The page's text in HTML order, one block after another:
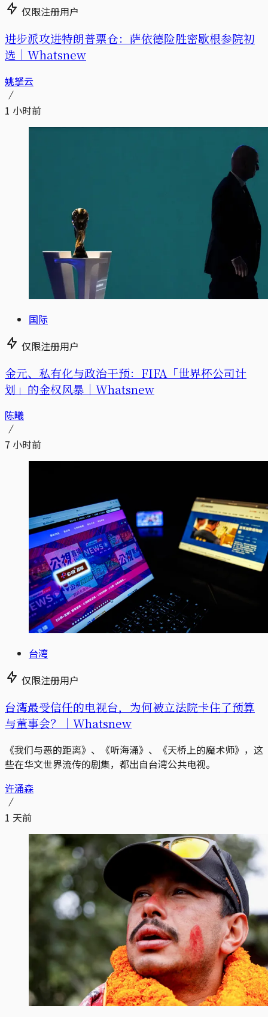
仅限注册用户
进步派攻进特朗普票仓：萨依德险胜密歇根参院初
选｜Whatsnew
姚拏云
1 小时前
国际
仅限注册用户
金元、私有化与政治干预：FIFA「世界杯公司计
划」的金权风暴｜Whatsnew
陈曦
7 小时前
台湾
仅限注册用户
台湾最受信任的电视台，为何被立法院卡住了预算
与董事会？｜Whatsnew
《我们与恶的距离》、《听海涌》、《天桥上的魔术师》，这
些在华文世界流传的剧集，都出自台湾公共电视。
许涌森
1 天前